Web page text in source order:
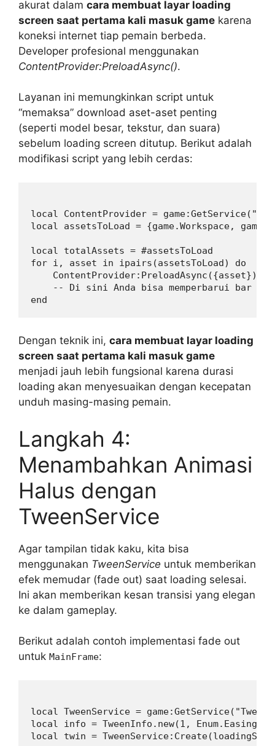
akurat dalam cara membuat layar loading
screen saat pertama kali masuk game karena
koneksi internet tiap pemain berbeda.
Developer profesional menggunakan
ContentProvider:PreloadAsync().
Layanan ini memungkinkan script untuk
“memaksa” download aset-aset penting
(seperti model besar, tekstur, dan suara)
sebelum loading screen ditutup. Berikut adalah
modifikasi script yang lebih cerdas:
local ContentProvider =
local assetsToLoad = {game.Workspace,
local totalAssets = #assetsToLoad
for i, asset in ipairs(assetsToLoad) do
    ContentProvider:PreloadAsync({asset})
-- Di sini Anda bisa memperbarui bar
Dengan teknik ini, cara membuat layar loading
screen saat pertama kali masuk game
menjadi jauh lebih fungsional karena durasi
loading akan menyesuaikan dengan kecepatan
unduh masing-masing pemain.
Langkah 4:
Menambahkan Animasi
Halus dengan
TweenService
Agar tampilan tidak kaku, kita bisa
menggunakan TweenService untuk memberikan
efek memudar (fade out) saat loading selesai.
Ini akan memberikan kesan transisi yang elegan
ke dalam gameplay.
Berikut adalah contoh implementasi fade out
untuk MainFrame:
local TweenService =
local info = TweenInfo.new(1,
local twin =